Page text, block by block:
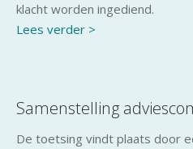
klacht worden ingediend.
Lees verder >
Samenstelling
De toetsing vindt plaats door